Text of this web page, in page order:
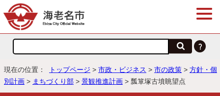
現在の位置： トップページ > 市政・ビジネス > 市の政策 > 方針・個
別計画 > まちづくり部 > 景観推進計画 > 瓢箪塚古墳眺望点